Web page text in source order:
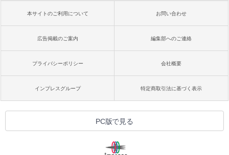
本サイトのご利用について お問い合わせ
広告掲載のご案内 編集部へのご連絡
プライバシーポリシー 会社概要
インプレスグループ 特定商取引法に基づく表示
PC版で見る